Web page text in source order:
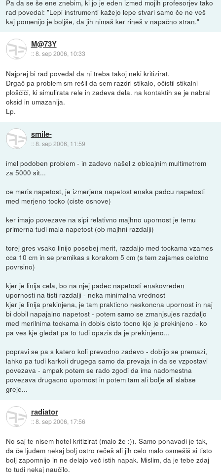
Pa da se še ene znebim, ki jo je eden izmed mojih profesorjev tako
rad povedal: "Lepi instrumenti kažejo lepe stvari samo če ne veš
kaj pomenijo je boljše, da jih nimaš ker rineš v napačno stran."
M@73Y
::8. sep 2006, 10:33
Najprej bi rad povedal da ni treba takoj neki kritizirat.
Drgač pa problem sm rešil da sem razdrl stikalo, očistil stikalni
ploščiči, ki simulirata rele in zadeva dela. na kontaktih se je nabral
oksid in umazanija.
Lp.
smile-
::8. sep 2006, 11:59
imel podoben problem - in zadevo našel z obicajnim multimetrom
za 5000 sit...
ce meris napetost, je izmerjena napetost enaka padcu napetosti
med merjeno tocko (ciste osnove)
ker imajo povezave na sipi relativno majhno upornost je temu
primerna tudi mala napetost (ob majhni razdalji)
torej gres vsako linijo posebej merit, razdaljo med tockama vzames
cca 10 cm in se premikas s korakom 5 cm (s tem zajames celotno
povrsino)
kjer je linija cela, bo na njej padec napetosti enakovreden
upornosti na tisti razdalji - neka minimalna vrednost
kjer je linija prekinjena, je tam prakticno neskoncna upornost in naj
bi dobil napajalno napetost - potem samo se zmanjsujes razdaljo
med merilnima tockama in dobis cisto tocno kje je prekinjeno - ko
pa ves kje gledat pa to tudi opazis da je prekinjeno...
popravi se pa s katero koli prevodno zadevo - dobijo se premazi,
lahko pa tudi karkoli drugega samo da prevaja in da se vzpostavi
povezava - ampak potem se rado zgodi da ima nadomestna
povezava drugacno upornost in potem tam ali bolje ali slabse
greje...
radiator
::8. sep 2006, 17:56
No saj te nisem hotel kritizirat (malo že :)). Samo ponavadi je tak,
da če ljudem nekaj bolj ostro rečeš ali jih celo malo osmešiš si tisto
bolj zapomnijo in ne delajo več istih napak. Mislim, da je tebe zdaj
to tudi nekaj naučilo.